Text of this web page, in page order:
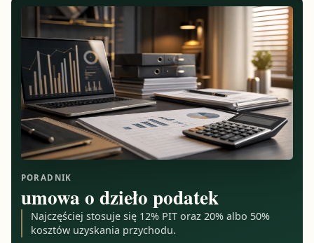
PORADNIK
umowa o dzieło podatek
Najczęściej stosuje się 12% PIT oraz 20% albo 50%
kosztów uzyskania przychodu.